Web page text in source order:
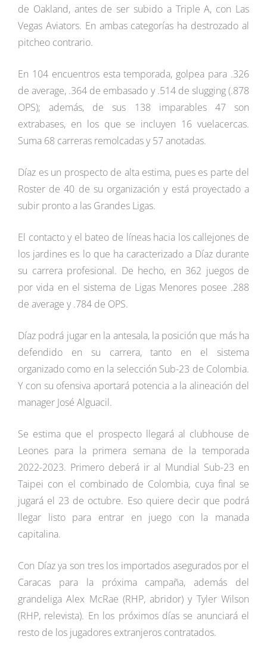
de Oakland, antes de ser subido a Triple A, con Las
Vegas Aviators. En ambas categorías ha destrozado al
pitcheo contrario.
En 104 encuentros esta temporada, golpea para .326
de average, .364 de embasado y .514 de slugging (.878
OPS); además, de sus 138 imparables 47 son
extrabases, en los que se incluyen 16 vuelacercas.
Suma 68 carreras remolcadas y 57 anotadas.
Díaz es un prospecto de alta estima, pues es parte del
Roster de 40 de su organización y está proyectado a
subir pronto a las Grandes Ligas.
El contacto y el bateo de líneas hacia los callejones de
los jardines es lo que ha caracterizado a Díaz durante
su carrera profesional. De hecho, en 362 juegos de
por vida en el sistema de Ligas Menores posee .288
de average y .784 de OPS.
Díaz podrá jugar en la antesala, la posición que más ha
defendido en su carrera, tanto en el sistema
organizado como en la selección Sub-23 de Colombia.
Y con su ofensiva aportará potencia a la alineación del
manager José Alguacil.
Se estima que el prospecto llegará al clubhouse de
Leones para la primera semana de la temporada
2022-2023. Primero deberá ir al Mundial Sub-23 en
Taipei con el combinado de Colombia, cuya final se
jugará el 23 de octubre. Eso quiere decir que podrá
llegar listo para entrar en juego con la manada
capitalina.
Con Díaz ya son tres los importados asegurados por el
Caracas para la próxima campaña, además del
grandeliga Alex McRae (RHP, abridor) y Tyler Wilson
(RHP, relevista). En los próximos días se anunciará el
resto de los jugadores extranjeros contratados.